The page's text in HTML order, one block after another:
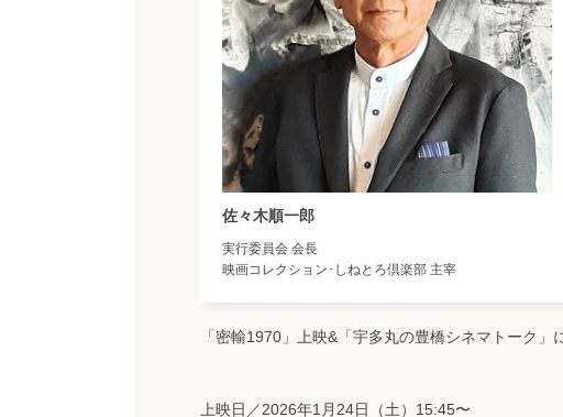
佐々木順一郎
実行委員会 会長
映画コレクション･しねとろ倶楽部 主宰
「密輸1970」上映&「宇多丸の豊橋シネマトーク」
上映日／2026年1月24日（土）15:45〜